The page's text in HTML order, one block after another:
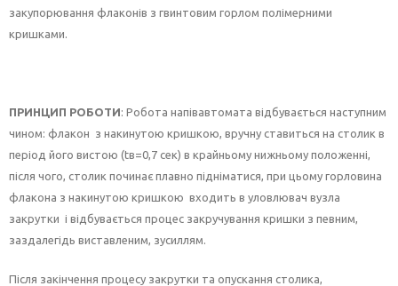
закупорювання флаконів з гвинтовим горлом полімерними
кришками.
ПРИНЦИП РОБОТИ: Робота напівавтомата відбувається наступним
чином: флакон з накинутою кришкою, вручну ставиться на столик в
період його вистою (tв=0,7 сек) в крайньому нижньому положенні,
після чого, столик починає плавно підніматися, при цьому горловина
флакона з накинутою кришкою входить в уловлювач вузла
закрутки і відбувається процес закручування кришки з певним,
заздалегідь виставленим, зусиллям.
Після закінчення процесу закрутки та опускання столика,